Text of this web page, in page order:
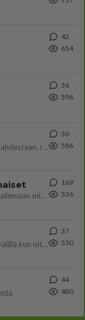
42
654
36
596
Yhtä paljon, kuin minä sinusta? Haaveissa ollaan kahdestaan, rauhassa ja lähennytään fyysisesti ja tutustutaan syvemmin
30
586
Tulevat tänne palstalle haukkumaan miehiä ja naljailemaan miehelle, kehuvat olevansa heitä parempia. Itse asuvat MIEHE
169
536
Muru, sä oot ihana. Tunsitko sen sähkön meidän välillä kun oltiin ihan låhekkäin? 👩‍❤️‍👩❤️😼😘
37
530
44
480